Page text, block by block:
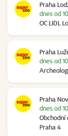
Praha
OC LIDL
dnes od
Praha
dnes od
Praha
Obchodní
Praha 4
dnes od